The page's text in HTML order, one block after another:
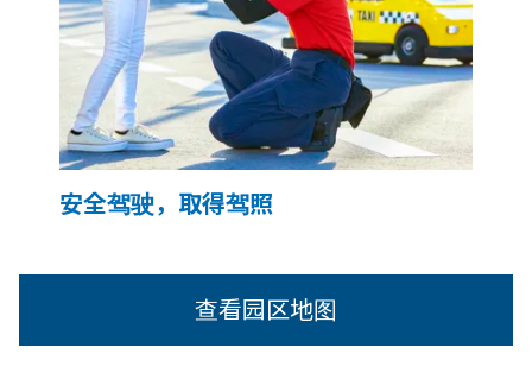
安全驾驶，取得驾照
查看园区地图